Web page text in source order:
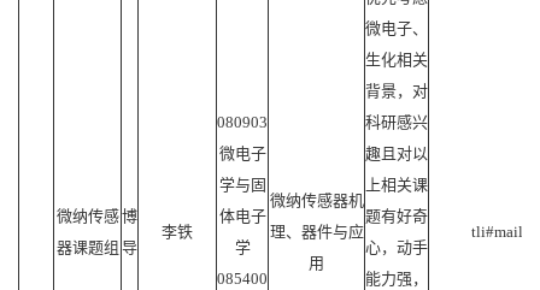
微纳传感
器课题组
博
导
李铁
080903
微电子
学与固
体电子
学
085400
微纳传感器机
理、器件与应
用
微电子、
生化相关
背景，对
科研感兴
趣且对以
上相关课
题有好奇
心，动手
能力强，